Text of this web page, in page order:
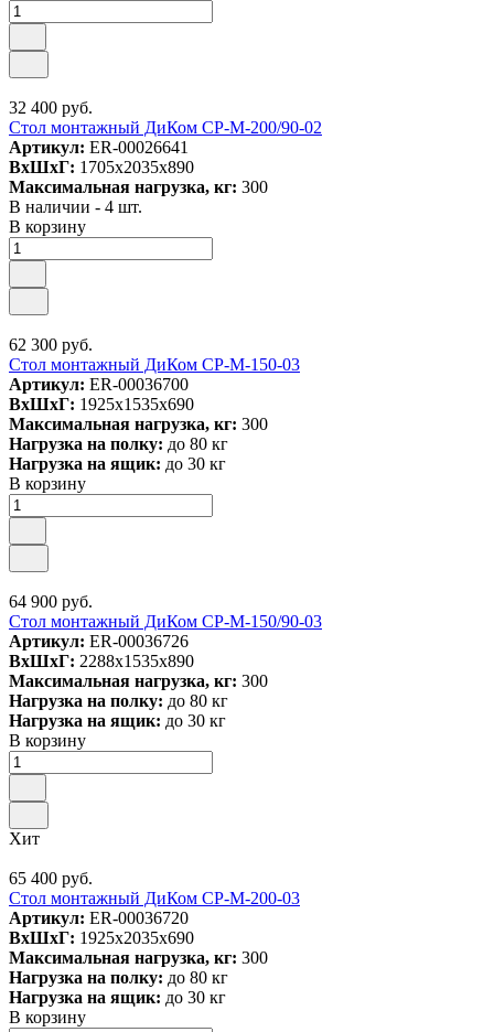
32 400 руб.
Стол монтажный ДиКом СР-М-200/90-02
Артикул: ER-00026641
ВxШxГ: 1705x2035x890
Максимальная нагрузка, кг: 300
В наличии - 4 шт.
В корзину
62 300 руб.
Стол монтажный ДиКом СР-М-150-03
Артикул: ER-00036700
ВxШxГ: 1925x1535x690
Максимальная нагрузка, кг: 300
Нагрузка на полку: до 80 кг
Нагрузка на ящик: до 30 кг
В корзину
64 900 руб.
Стол монтажный ДиКом СР-М-150/90-03
Артикул: ER-00036726
ВxШxГ: 2288x1535x890
Максимальная нагрузка, кг: 300
Нагрузка на полку: до 80 кг
Нагрузка на ящик: до 30 кг
В корзину
Хит
65 400 руб.
Стол монтажный ДиКом СР-М-200-03
Артикул: ER-00036720
ВxШxГ: 1925x2035x690
Максимальная нагрузка, кг: 300
Нагрузка на полку: до 80 кг
Нагрузка на ящик: до 30 кг
В корзину